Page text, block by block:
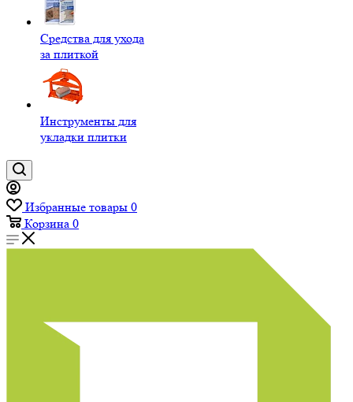
Средства для ухода
за плиткой
Инструменты для
укладки плитки
Избранные товары 0
Корзина 0